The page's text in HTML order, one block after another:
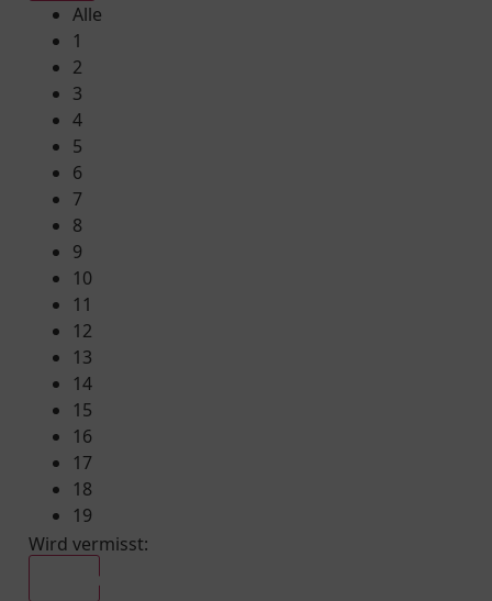
Alle
1
2
3
4
5
6
7
8
9
10
11
12
13
14
15
16
17
18
19
Wird vermisst: